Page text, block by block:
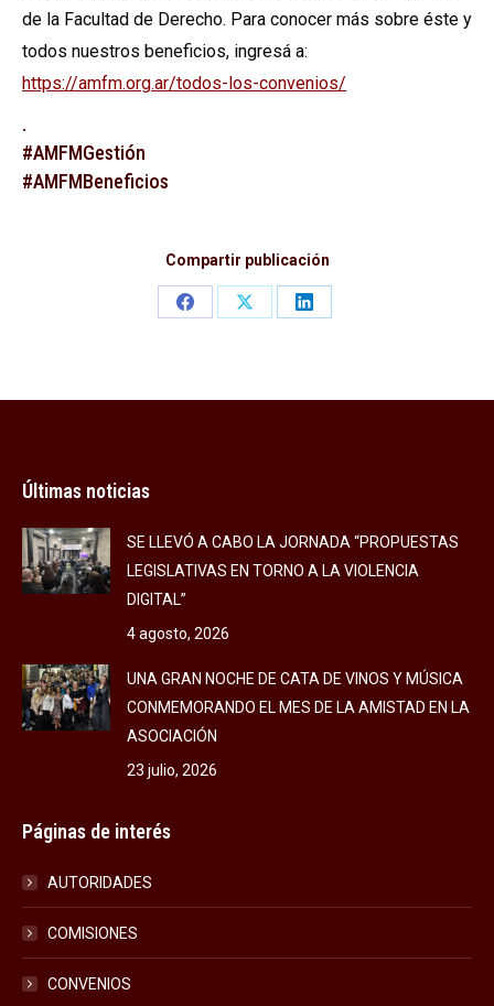
de la Facultad de Derecho. Para conocer más sobre éste y
todos nuestros beneficios, ingresá a:
https://amfm.org.ar/todos-los-convenios/
.
#AMFMGestión
#AMFMBeneficios
Compartir publicación
Share
Share
Share
Últimas noticias
SE LLEVÓ A CABO LA JORNADA “PROPUESTAS
LEGISLATIVAS EN TORNO A LA VIOLENCIA
DIGITAL”
4 agosto, 2026
UNA GRAN NOCHE DE CATA DE VINOS Y MÚSICA
CONMEMORANDO EL MES DE LA AMISTAD EN LA
ASOCIACIÓN
23 julio, 2026
Páginas de interés
AUTORIDADES
COMISIONES
CONVENIOS